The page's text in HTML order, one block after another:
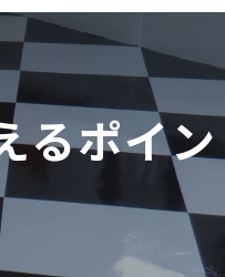
作業員
者
員
験
るポイ